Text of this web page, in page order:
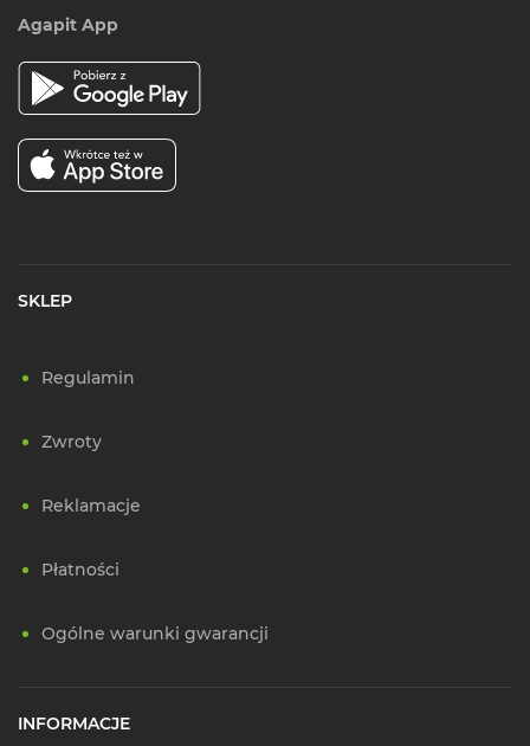
Agapit App
SKLEP
Regulamin
Zwroty
Reklamacje
Płatności
Ogólne warunki gwarancji
INFORMACJE